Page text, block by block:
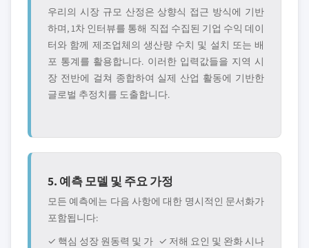
우리의 시장 규모 산정은 상향식 접근 방식에 기반
하며, 1차 인터뷰를 통해 직접 수집된 기업 수익 데이
터와 함께 제조업체의 생산량 수치 및 설치 또는 배
포 통계를 활용합니다. 이러한 입력값들을 지역 시
장 전반에 걸쳐 종합하여 실제 산업 활동에 기반한
글로벌 추정치를 도출합니다.
5. 예측 모델 및 주요 가정
모든 예측에는 다음 사항에 대한 명시적인 문서화가
포함됩니다:
✓ 핵심 성장 원동력 및 가 ✓ 저해 요인 및 완화 시나